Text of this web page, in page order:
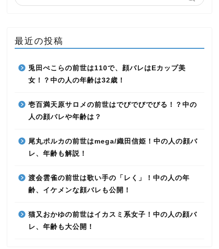
最近の投稿
兎田ぺこらの前世は110で、顔バレはEカップ美
女！？中の人の年齢は32歳！
壱百満天原サロメの前世はでびでびでびる！？中の
人の顔バレや年齢は？
尾丸ポルカの前世はmega/織田信姫！中の人の顔バ
レ、年齢も解説！
渡会雲雀の前世は歌い手の「レく」！中の人の年
齢、イケメンな顔バレも公開！
猫又おかゆの前世はイカスミ系女子！中の人の顔バ
レ、年齢も大公開！